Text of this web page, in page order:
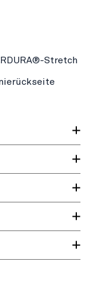
Stretch